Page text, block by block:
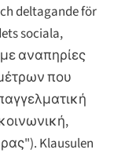
deltagande för
sociala,
αναπηρίες
που
). Klausulen